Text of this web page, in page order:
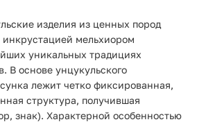
изделия из ценных пород
инкрустацией мельхиором
уникальных традициях
В основе унцукульского
лежит четко фиксированная,
структура, получившая
знак). Характерной особенностью